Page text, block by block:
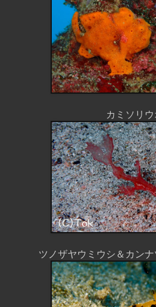
カミソリウ
ツノザヤウミウシ＆カン